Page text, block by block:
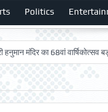
Politics
का 68वां वार्षिकोत्सव बड़ी धूमधाम